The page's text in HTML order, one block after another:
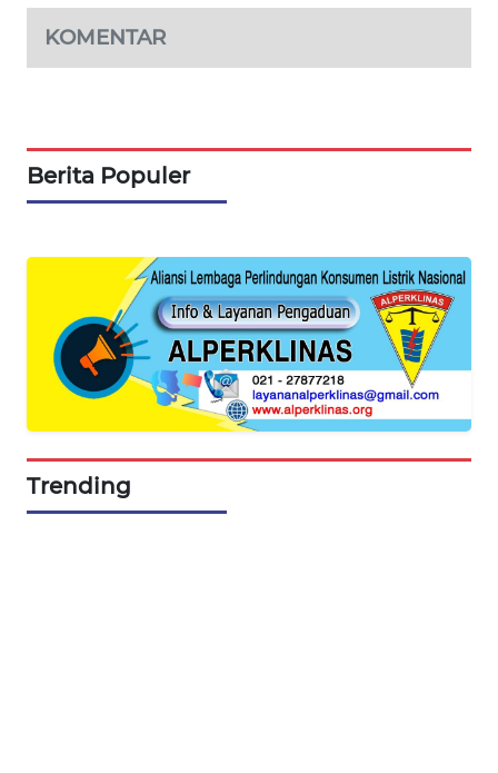
KOMENTAR
Berita Populer
Trending
FORJASIDA
TAMBANG
SITUNGIR
NEWS
NEWS
SIBARAGAS
NEWS
METRO
METRO